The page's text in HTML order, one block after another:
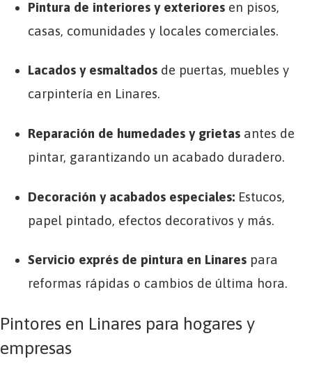
Pintura de interiores y exteriores en pisos,
casas, comunidades y locales comerciales.
Lacados y esmaltados de puertas, muebles y
carpintería en Linares.
Reparación de humedades y grietas antes de
pintar, garantizando un acabado duradero.
Decoración y acabados especiales: Estucos,
papel pintado, efectos decorativos y más.
Servicio exprés de pintura en Linares para
reformas rápidas o cambios de última hora.
Pintores en Linares para hogares y
empresas